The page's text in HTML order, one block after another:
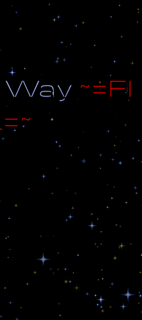
Way ~=FI
=~
an